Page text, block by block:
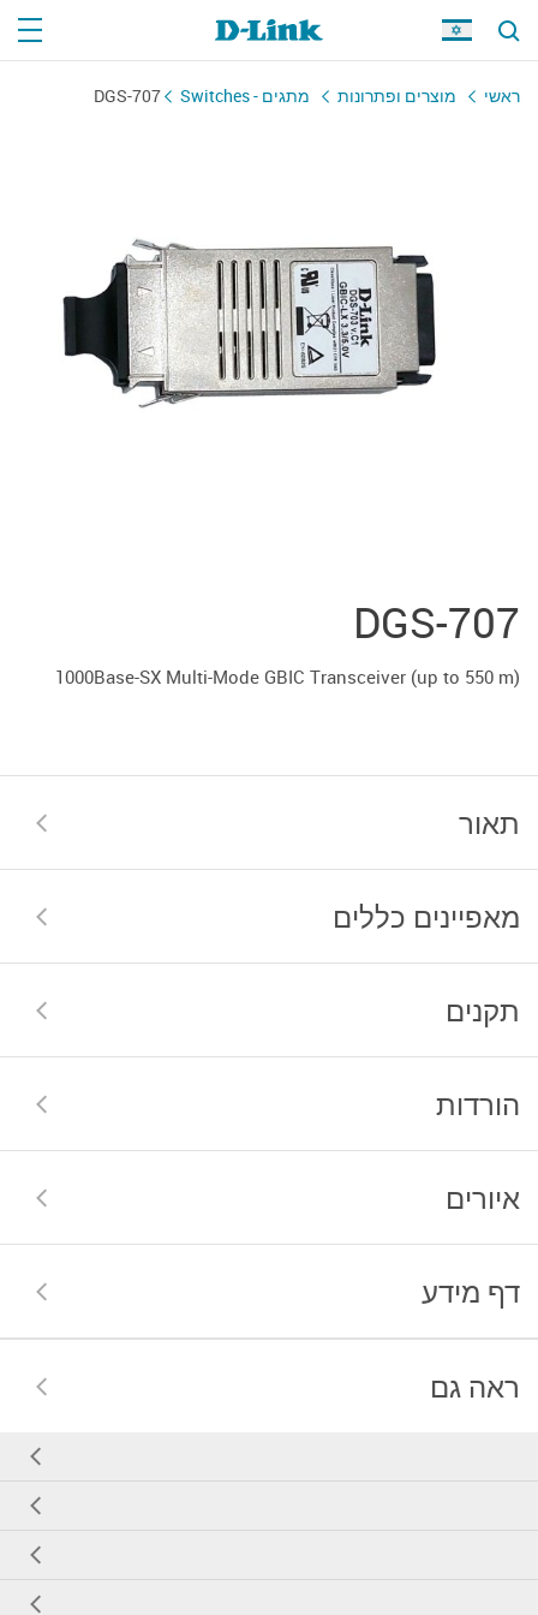
ראשי מוצרים ופתרונות מתגים - Switches DGS-707
DGS-707
1000Base-SX Multi-Mode GBIC Transceiver (up to 550 m)
תאור
מאפיינים כללים
תקנים
הורדות
איורים
דף מידע
ראה גם